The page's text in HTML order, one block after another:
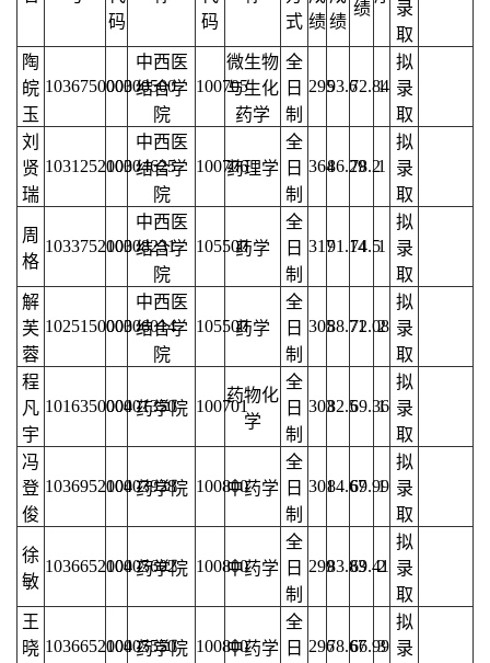
码
码
式 绩绩
绩
录
取
陶
皖
玉
103675000000500
003
中西医
结合学
院
100705
微生物
与生化
药学
全
日
制
29593.672.84
1
拟
录
取
刘
贤
瑞
103125210004625
003
中西医
结合学
院
100706药理学
全
日
制
36486.2978.21
拟
录
取
周
格
103375210008231
003
中西医
结合学
院
105500药学
全
日
制
31791.1474.51
拟
录
取
解
芙
蓉
102515000006014
003
中西医
结合学
院
105500药学
全
日
制
30588.7172.08
2
拟
录
取
程
凡
宇
101635000001350
004药学院 100701
药物化
学
全
日
制
30382.569.36
1
拟
录
取
冯
登
俊
103695210003938
004药学院 100800中药学
全
日
制
30184.6769.99
1
拟
录
取
徐
敏
103665210005602
004药学院 100800中药学
全
日
制
29983.8369.41
2
拟
录
取
王
晓 103665210005550
004药学院 100800中药学
全
日 29678.6766.99
3
拟
录